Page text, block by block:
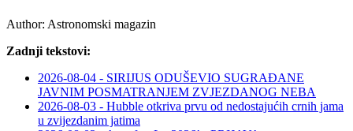
Author: Astronomski magazin
Zadnji tekstovi:
2026-08-04 - SIRIJUS ODUŠEVIO SUGRAĐANE
JAVNIM POSMATRANJEM ZVJEZDANOG NEBA
2026-08-03 - Hubble otkriva prvu od nedostajućih crnih jama
u zvijezdanim jatima